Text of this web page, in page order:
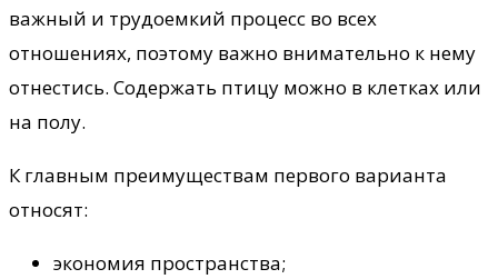
важный и трудоемкий процесс во всех
отношениях, поэтому важно внимательно к нему
отнестись. Содержать птицу можно в клетках или
на полу.
К главным преимуществам первого варианта
относят:
экономия пространства;